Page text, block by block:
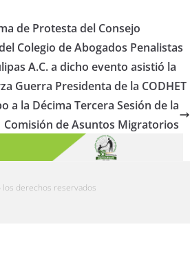
de Protesta del Consejo
Colegio de Abogados Penalistas
A.C. a dicho evento asistió la
Guerra Presidenta de la CODHET
a la Décima Tercera Sesión de la
Comisión de Asuntos Migratorios
derechos reservados